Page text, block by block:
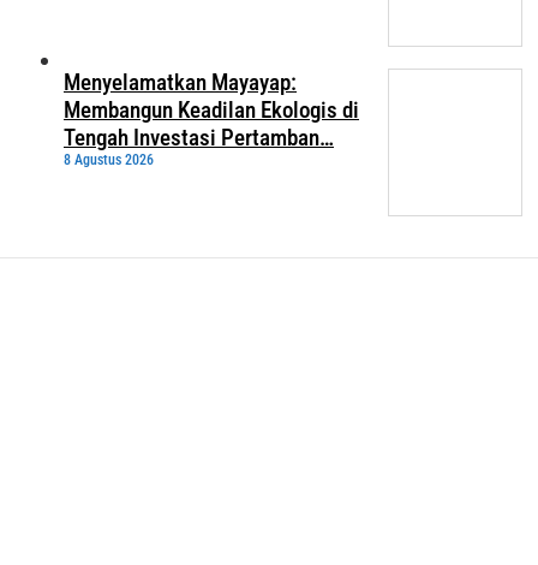
Menyelamatkan Mayayap:
Membangun Keadilan Ekologis di
Tengah Investasi Pertamban…
8 Agustus 2026